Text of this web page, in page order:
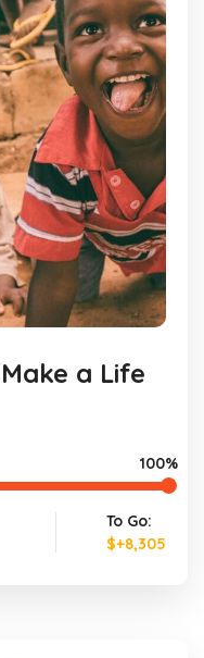
a Life
100%
To Go:
$+8,305